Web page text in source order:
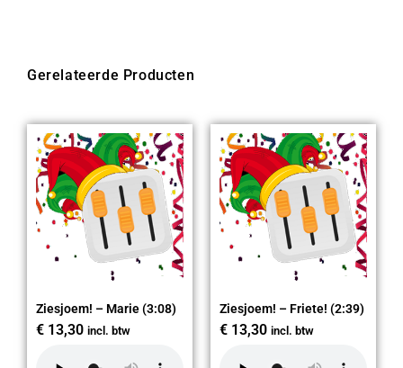
Gerelateerde Producten
Ziesjoem! – Marie (3:08)
€ 13,30 incl. btw
Ziesjoem! – Friete! (2:39)
€ 13,30 incl. btw